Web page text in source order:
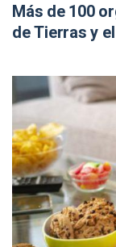
Más de 100
de Tierras y el